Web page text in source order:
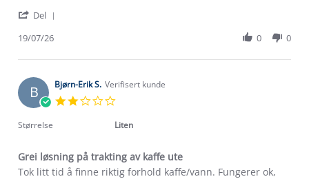
Svein
on
Jul
Kaffifilter
Del
Svein
on
19
Jul
19/07/26 0 0
B Bjørn-Erik S. Verifisert kunde
rating
Størrelse Liten
Grei løsning på trakting av kaffe ute
Review
review
Tok litt tid å finne riktig forhold kaffe/vann. Fungerer ok,
Kundeservice
Kontakt oss
Konkurransevinnere
Klima og miljø
Etisk handel
1% til samfunnet
Trelagsprinsippet barn
Gravidklær